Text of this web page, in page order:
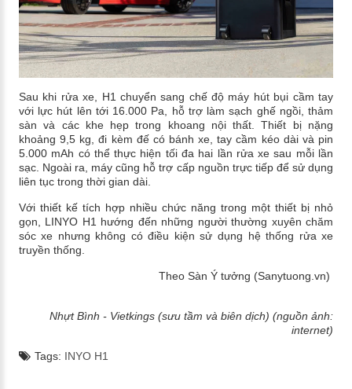
Sau khi rửa xe, H1 chuyển sang chế độ máy hút bụi cầm tay
với lực hút lên tới 16.000 Pa, hỗ trợ làm sạch ghế ngồi, thảm
sàn và các khe hẹp trong khoang nội thất. Thiết bị nặng
khoảng 9,5 kg, đi kèm đế có bánh xe, tay cầm kéo dài và pin
5.000 mAh có thể thực hiện tối đa hai lần rửa xe sau mỗi lần
sạc. Ngoài ra, máy cũng hỗ trợ cấp nguồn trực tiếp để sử dụng
liên tục trong thời gian dài.
Với thiết kế tích hợp nhiều chức năng trong một thiết bị nhỏ
gọn, LINYO H1 hướng đến những người thường xuyên chăm
sóc xe nhưng không có điều kiện sử dụng hệ thống rửa xe
truyền thống.
Theo Sàn Ý tưởng (Sanytuong.vn)
Nhựt Bình - Vietkings (sưu tầm và biên dịch) (nguồn ảnh:
internet)
Tags: INYO H1